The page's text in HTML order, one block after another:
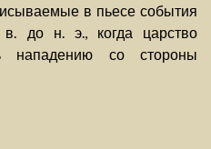
в пьесе события
до н. э., когда царство
нападению со стороны